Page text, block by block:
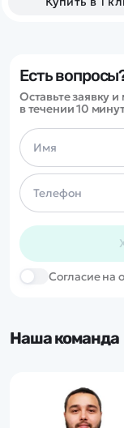
Есть
Оставьте заявку
в течении 10
Cогласие на
Наша команда